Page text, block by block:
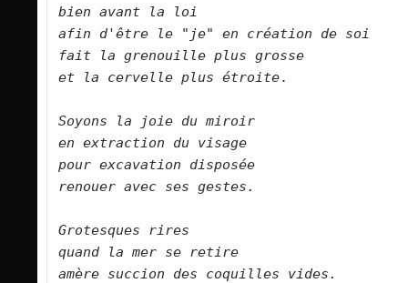
bien avant la loi
afin d'être le "je"
en création de soi
fait la grenouille plus grosse
et la cervelle plus étroite.
Soyons la joie du miroir
en extraction du visage
pour excavation disposée
renouer avec ses gestes.
Grotesques rires
quand la mer se retire
amère succion des coquilles vides.